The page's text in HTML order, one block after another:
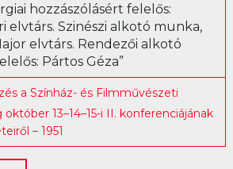
hozzászólásért felelős:
elvtárs. Szinészi alkotó munka,
elvtárs. Rendezői alkotó
Pártos Géza”
a Színház- és Filmművészeti
13–14–15-i II. konferenciájának
– 1951